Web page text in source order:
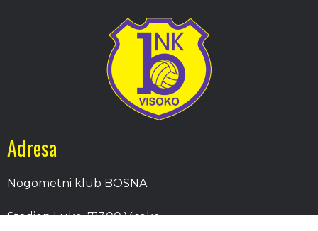
Adresa
Nogometni klub BOSNA
Stadion Luke, 71300 Visoko